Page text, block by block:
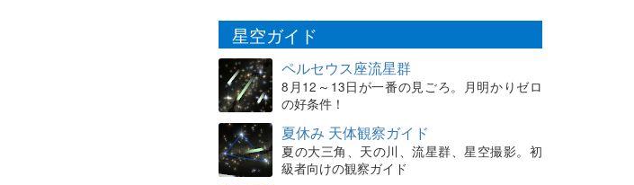
星空ガイド
ペルセウス座流星群
8月12～13日が一番の見ごろ。月明かりゼロ
の好条件！
夏休み 天体観察ガイド
夏の大三角、天の川、流星群、星空撮影。初
級者向けの観察ガイド